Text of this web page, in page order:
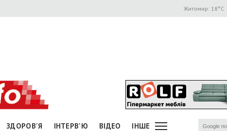
Житомир: 18°C
ЗДОРОВ'Я ІНТЕРВ'Ю ВІДЕО ІНШЕ